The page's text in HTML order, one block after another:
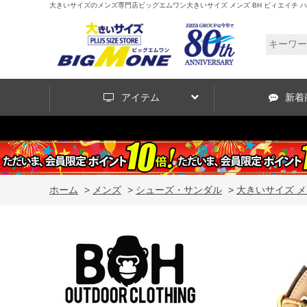
大きいサイズのメンズ専門店ビッグエムワン大きいサイズ メンズ BH ビィエイチ
アイテム 新着
ホーム > メンズ > シューズ・サンダル > 大きいサイズ